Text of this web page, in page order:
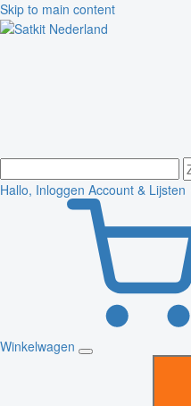
Skip to main content
Hallo, Inloggen Account & Lijsten
Winkelwagen